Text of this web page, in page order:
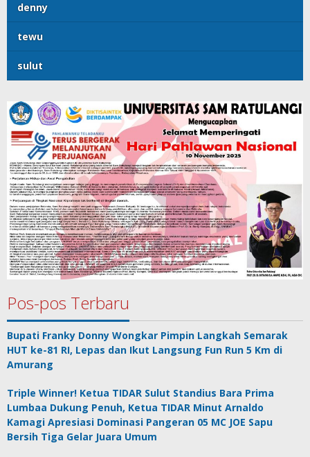
denny
tewu
sulut
Pos-pos Terbaru
Bupati Franky Donny Wongkar Pimpin Langkah Semarak
HUT ke-81 RI, Lepas dan Ikut Langsung Fun Run 5 Km di
Amurang
Triple Winner! Ketua TIDAR Sulut Standius Bara Prima
Lumbaa Dukung Penuh, Ketua TIDAR Minut Arnaldo
Kamagi Apresiasi Dominasi Pangeran 05 MC JOE Sapu
Bersih Tiga Gelar Juara Umum